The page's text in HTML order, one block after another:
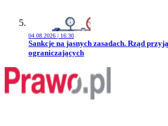
04.08.2026 | 16:30
Przejdź do artykułu:
Sankcje na jasnych zasadach. Rząd
ograniczających